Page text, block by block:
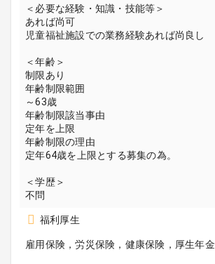
＜必要な経験・知識・技能等＞
あれば尚可
児童福祉施設での業務経験あれば尚良し
＜年齢＞
制限あり
年齢制限範囲
～63歳
年齢制限該当事由
定年を上限
年齢制限の理由
定年64歳を上限とする募集の為。
＜学歴＞
不問
福利厚生
雇用保険，労災保険，健康保険，厚生年金